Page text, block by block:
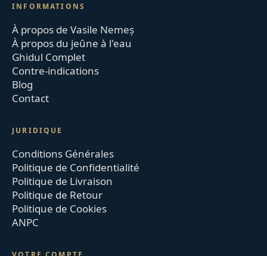
INFORMATIONS
À propos de Vasile Nemeș
À propos du jeûne à l'eau
Ghidul Complet
Contre-indications
Blog
Contact
JURIDIQUE
Conditions Générales
Politique de Confidentialité
Politique de Livraison
Politique de Retour
Politique de Cookies
ANPC